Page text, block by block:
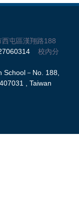
屯區漢翔路188
校內分
School－No. 188,
, Taiwan